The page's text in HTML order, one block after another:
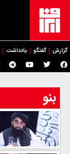
گزارش گفتگو یادداشت
بنو